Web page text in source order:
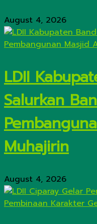
August 4, 2026
LDII
Salurkan
Muhajirin
August 4, 2026